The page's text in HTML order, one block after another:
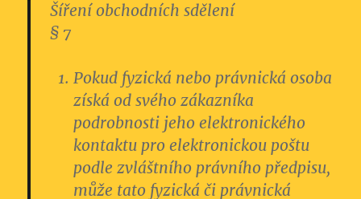
Šíření obchodních sdělení
§ 7
Pokud fyzická nebo právnická osoba
získá od svého zákazníka
podrobnosti jeho elektronického
kontaktu pro elektronickou poštu
podle zvláštního právního předpisu,
může tato fyzická či právnická